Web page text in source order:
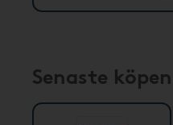
Senaste köpen